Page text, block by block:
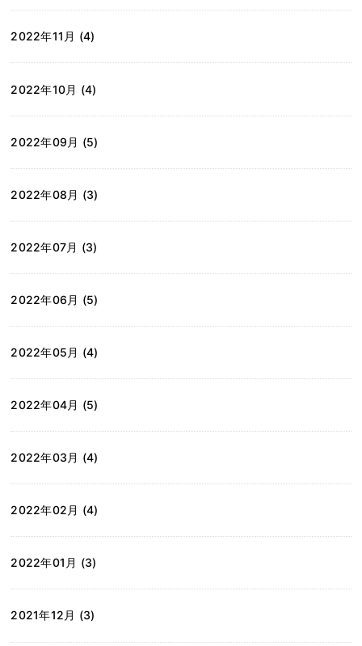
2022年11月 (4)
2022年10月 (4)
2022年09月 (5)
2022年08月 (3)
2022年07月 (3)
2022年06月 (5)
2022年05月 (4)
2022年04月 (5)
2022年03月 (4)
2022年02月 (4)
2022年01月 (3)
2021年12月 (3)